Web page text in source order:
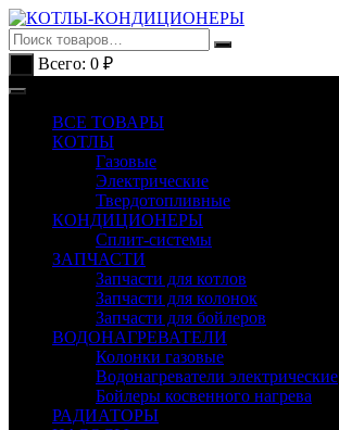
Перейти
к
содержимому
Всего: 0 ₽
ВСЕ ТОВАРЫ
КОТЛЫ
Газовые
Электрические
Твердотопливные
КОНДИЦИОНЕРЫ
Сплит-системы
ЗАПЧАСТИ
Запчасти для котлов
Запчасти для колонок
Запчасти для бойлеров
ВОДОНАГРЕВАТЕЛИ
Колонки газовые
Водонагреватели электрические
Бойлеры косвенного нагрева
РАДИАТОРЫ